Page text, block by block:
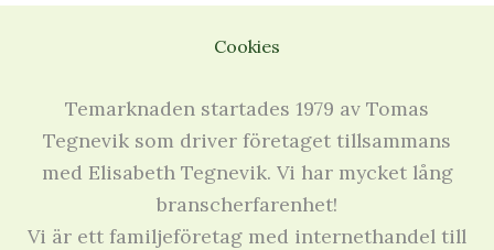
Cookies
Temarknaden startades 1979 av Tomas
Tegnevik som driver företaget tillsammans
med Elisabeth Tegnevik. Vi har mycket lång
branscherfarenhet!
Vi är ett familjeföretag med internethandel till